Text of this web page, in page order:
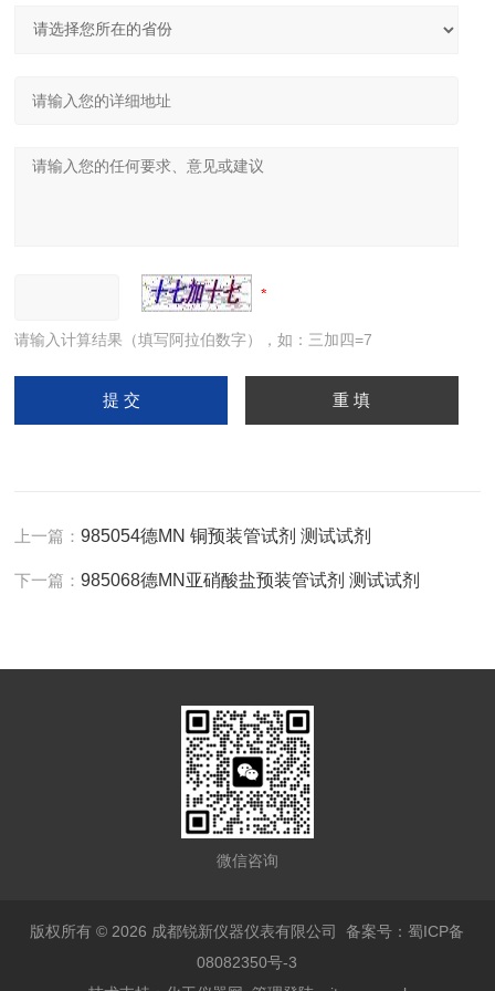
请输入计算结果（填写阿拉伯数字），如：三加四=7
上一篇：985054德MN 铜预装管试剂 测试试剂
下一篇：985068德MN亚硝酸盐预装管试剂 测试试剂
微信咨询
版权所有 © 2026 成都锐新仪器仪表有限公司备案号：蜀ICP备
08082350号-3